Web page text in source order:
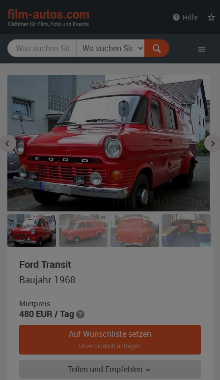
Hilfe
Ford Transit,
Baujahr
1968,
Baujahr 1968
Mietpreis
480 EUR / Tag
Auf Wunschliste setzen
Unverbindlich anfragen
Teilen und Empfehlen